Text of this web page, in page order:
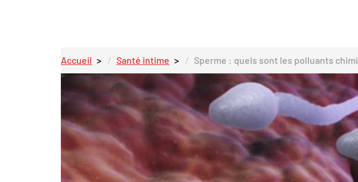
Accueil Santé intime Sperme : quels sont les polluants